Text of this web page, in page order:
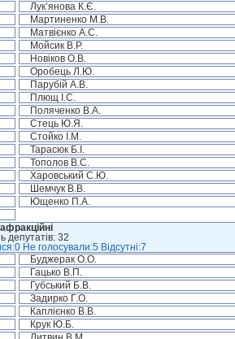
Лук’янова К.Є.
Мартиненко М.В.
Матвієнко А.С.
Мойсик В.Р.
Новіков О.В.
Оробець Л.Ю.
Парубій А.В.
Плющ І.С.
Поляченко В.А.
Стець Ю.Я.
Стойко І.М.
Тарасюк Б.І.
Тополов В.С.
Харовський С.Ю.
Шемчук В.В.
Ющенко П.А.
депутатів: 32
Не голосували:5 Відсутні:7
Буджерак О.О.
Гацько В.П.
Губський Б.В.
Задирко Г.О.
Каплієнко В.В.
Крук Ю.Б.